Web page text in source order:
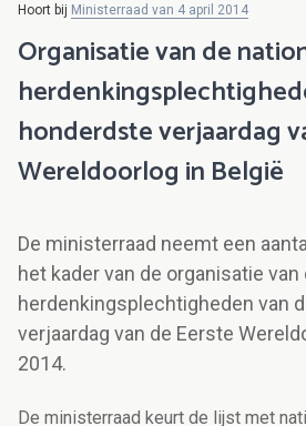
Hoort bij Ministerraad van 4 april 2014
Organisatie van de
honderdste verjaardag
Wereldoorlog in België
De ministerraad neemt een
het kader van de organisatie van
herdenkingsplechtigheden van
verjaardag van de Eerste
2014.
De ministerraad keurt de lijst met